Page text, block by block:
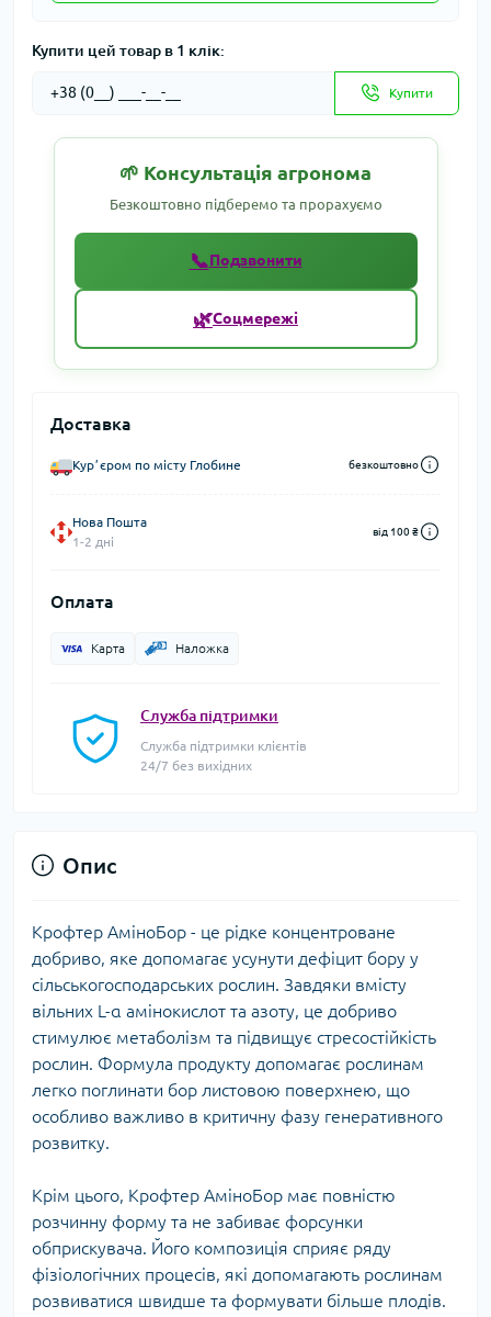
Купити цей товар в 1 клік:
Купити
🌱 Консультація агронома
Безкоштовно підберемо та прорахуємо
📞Подзвонити
🌿Соцмережі
Доставка
Курʼєром по місту Глобине безкоштовно
Нова Пошта
1-2 дні
від 100 ₴
Оплата
Карта Наложка
Служба підтримки
Служба підтримки клієнтів
24/7 без вихідних
Опис
Крофтер АміноБор - це рідке концентроване
добриво, яке допомагає усунути дефіцит бору у
сільськогосподарських рослин. Завдяки вмісту
вільних L-α амінокислот та азоту, це добриво
стимулює метаболізм та підвищує стресостійкість
рослин. Формула продукту допомагає рослинам
легко поглинати бор листовою поверхнею, що
особливо важливо в критичну фазу генеративного
розвитку.
Крім цього, Крофтер АміноБор має повністю
розчинну форму та не забиває форсунки
обприскувача. Його композиція сприяє ряду
фізіологічних процесів, які допомагають рослинам
розвиватися швидше та формувати більше плодів.